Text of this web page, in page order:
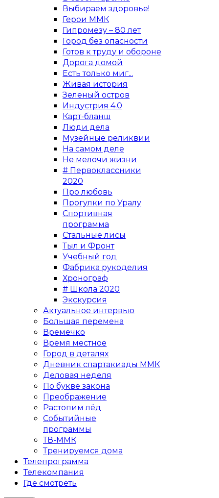
Выбираем здоровье!
Герои ММК
Гипромезу – 80 лет
Город без опасности
Готов к труду и обороне
Дорога домой
Есть только миг...
Живая история
Зеленый остров
Индустрия 4.0
Карт-бланш
Люди дела
Музейные реликвии
На самом деле
Не мелочи жизни
# Первоклассники
2020
Про любовь
Прогулки по Уралу
Спортивная
программа
Стальные лисы
Тыл и Фронт
Учебный год
Фабрика рукоделия
Хронограф
# Школа 2020
Экскурсия
Актуальное интервью
Большая перемена
Времечко
Время местное
Город в деталях
Дневник спартакиады ММК
Деловая неделя
По букве закона
Преображение
Растопим лёд
Событийные
программы
ТВ-ММК
Тренируемся дома
Телепрограмма
Телекомпания
Где смотреть